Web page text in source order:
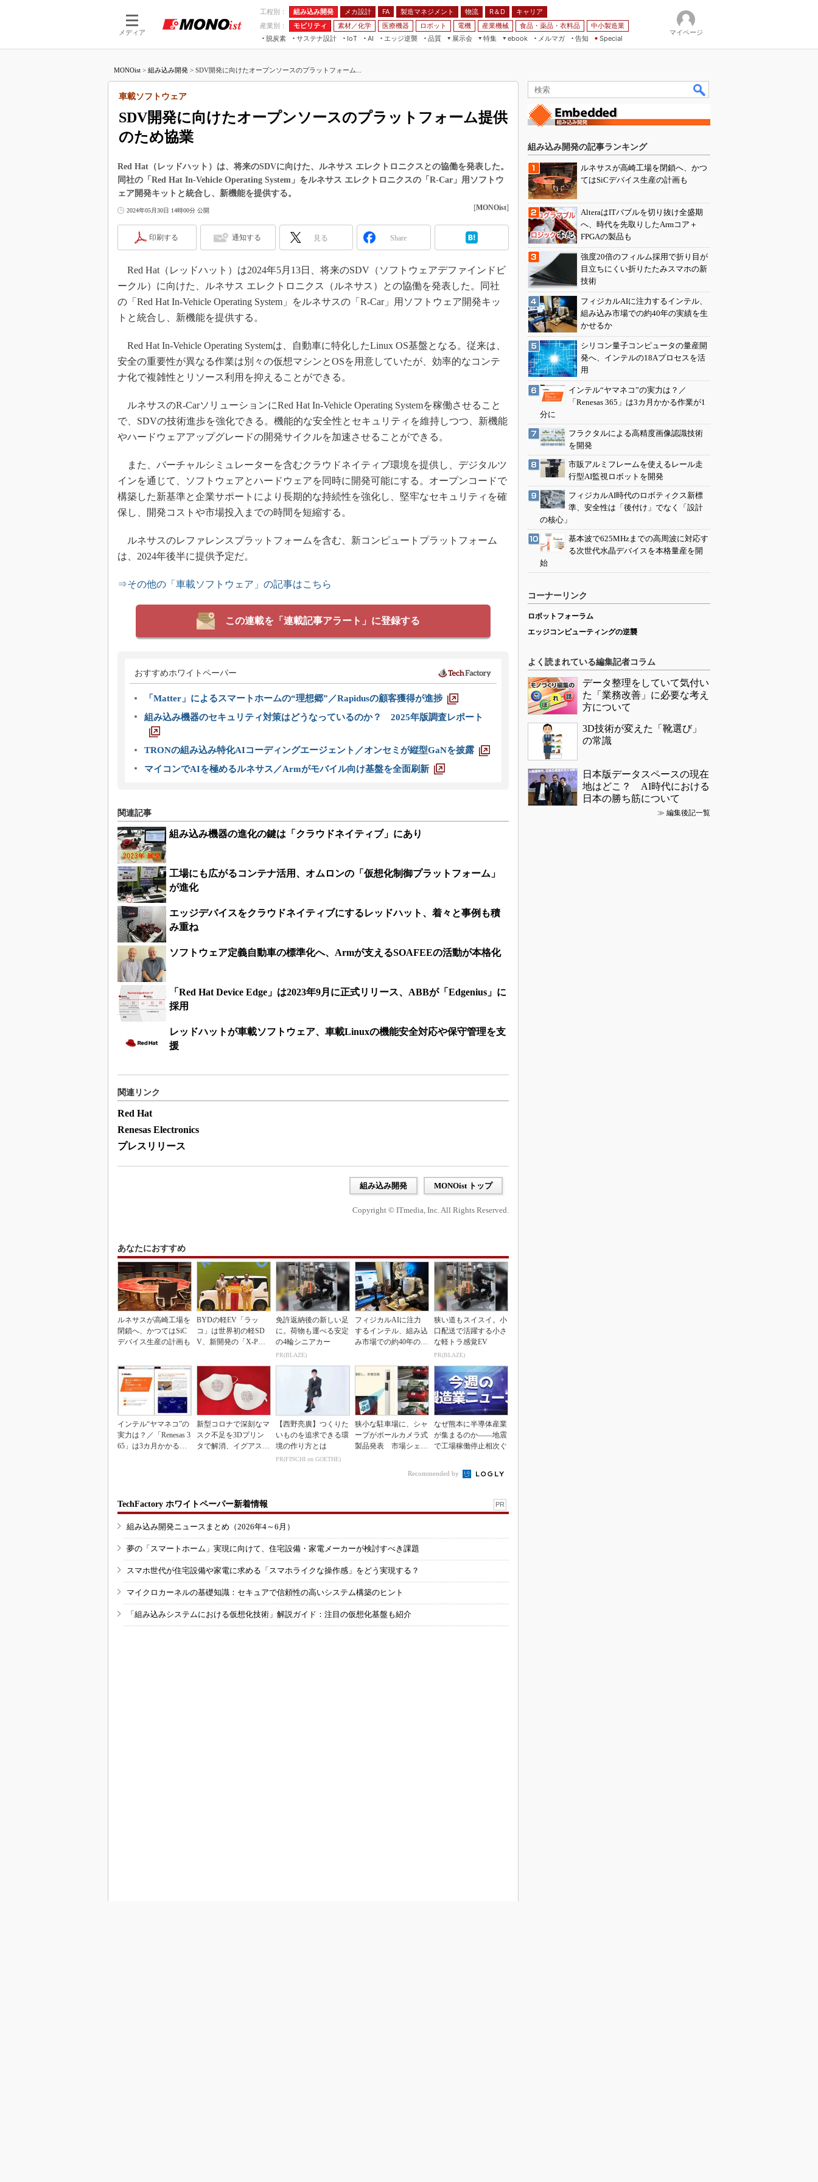
メディア
工程別： 組み込み開発 メカ設計 FA 製造マネジメント 物流 R＆D
キャリア
産業別：
モビリティ 素材／化学 医療機器 ロボット 電機 産業機械 食品・薬品・衣料品
中小製造業
脱炭素
サステナ設計
IoT
つながる工場
AI
AI×設備保全
エッジ逆襲 品質
展示会
JIMTOF
IIFES
TECHNO-FRONTIER
EdgeTech+
日本ものづくりワールド
AUTOMOTIVE WORLD
産業オープンネット展
特集
つながるクルマ
VR／AR
組み込み画像技術
組み込みモデリング
ISO26262
3Dプリンタ
デジタルツインとCAE
イノベーション
植物工場
知財マネジメント
グローバル設計・開発
制御セキュリティ
新型コロナへの対応
ebook
メルマガ
告知 Special
マイページ
MONOist > 組み込み開発 > SDV開発に向けたオープンソースのプラットフォーム...
SDV開発に向けたオープンソースのプラットフォーム提供
のため協業
車載ソフトウェア
Red Hat（レッドハット）は、将来のSDVに向けた、ルネサス エレクトロニクスとの協働を発表した。
同社の「Red Hat In-Vehicle Operating System」をルネサス エレクトロニクスの「R-Car」用ソフトウ
ェア開発キットと統合し、新機能を提供する。
2024年05月30日 14時00分 公開 [MONOist]
印刷する 通知する 見る Share
Red Hat（レッドハット）は2024年5月13日、将来のSDV（ソフトウェアデファインドビ
ークル）に向けた、ルネサス エレクトロニクス（ルネサス）との協働を発表した。同社
の「Red Hat In-Vehicle Operating System」をルネサスの「R-Car」用ソフトウェア開発キッ
トと統合し、新機能を提供する。
Red Hat In-Vehicle Operating Systemは、自動車に特化したLinux OS基盤となる。従来は、
安全の重要性が異なる作業は別々の仮想マシンとOSを用意していたが、効率的なコンテ
ナ化で複雑性とリソース利用を抑えることができる。
ルネサスのR-CarソリューションにRed Hat In-Vehicle Operating Systemを稼働させること
で、SDVの技術進歩を強化できる。機能的な安全性とセキュリティを維持しつつ、新機能
やハードウェアアップグレードの開発サイクルを加速させることができる。
また、バーチャルシミュレーターを含むクラウドネイティブ環境を提供し、デジタルツ
インを通じて、ソフトウェアとハードウェアを同時に開発可能にする。オープンコードで
構築した新基準と企業サポートにより長期的な持続性を強化し、堅牢なセキュリティを確
保し、開発コストや市場投入までの時間を短縮する。
ルネサスのレファレンスプラットフォームを含む、新コンピュートプラットフォーム
は、2024年後半に提供予定だ。
⇒その他の「車載ソフトウェア」の記事はこちら
この連載を「連載記事アラート」に登録する
おすすめホワイトペーパー
「Matter」によるスマートホームの“理想郷”／Rapidusの顧客獲得が進捗
組み込み機器のセキュリティ対策はどうなっているのか？ 2025年版調査レポート
TRONの組み込み特化AIコーディングエージェント／オンセミが縦型GaNを披露
マイコンでAIを極めるルネサス／Armがモバイル向け基盤を全面刷新
関連記事
組み込み機器の進化の鍵は「クラウドネイティブ」にあり
工場にも広がるコンテナ活用、オムロンの「仮想化制御プラットフォーム」
が進化
エッジデバイスをクラウドネイティブにするレッドハット、着々と事例も積
み重ね
ソフトウェア定義自動車の標準化へ、Armが支えるSOAFEEの活動が本格化
「Red Hat Device Edge」は2023年9月に正式リリース、ABBが「Edgenius」に
採用
レッドハットが車載ソフトウェア、車載Linuxの機能安全対応や保守管理を支
援
関連リンク
Red Hat
Renesas Electronics
プレスリリース
組み込み開発 MONOist トップ
Copyright © ITmedia, Inc. All Rights Reserved.
あなたにおすすめ
ルネサスが高崎工場を
閉鎖へ、かつてはSiC
デバイス生産の計画も
BYDの軽EV「ラッ
コ」は世界初の軽SD
V、新開発の「X-PAC
免許返納後の新しい足
に。荷物も運べる安定
の4輪シニアカー
PR(BLAZE)
フィジカルAIに注力
するインテル、組み込
み市場での約40年の実
狭い道もスイスイ。小
口配送で活躍する小さ
な軽トラ感覚EV
PR(BLAZE)
インテル“ヤマネコ”の
実力は？／「Renesas 3
65」は3カ月かかる作
新型コロナで深刻なマ
スク不足を3Dプリン
タで解消、イグアスが
【西野亮廣】つくりた
いものを追求できる環
境の作り方とは
PR(FINCHI on GOETHE)
狭小な駐車場に、シャ
ープがポールカメラ式
製品発表 市場シェア
なぜ熊本に半導体産業
が集まるのか――地震
で工場稼働停止相次ぐ
Recommended by
TechFactory ホワイトペーパー新着情報 PR
組み込み開発ニュースまとめ（2026年4～6月）
夢の「スマートホーム」実現に向けて、住宅設備・家電メーカーが検討すべき課題
スマホ世代が住宅設備や家電に求める「スマホライクな操作感」をどう実現する？
マイクロカーネルの基礎知識：セキュアで信頼性の高いシステム構築のヒント
「組み込みシステムにおける仮想化技術」解説ガイド：注目の仮想化基盤も紹介
組み込み開発の記事ランキング
ルネサスが高崎工場を閉鎖へ、かつ
てはSiCデバイス生産の計画も
AlteraはITバブルを切り抜け全盛期
へ、時代を先取りしたArmコア＋
FPGAの製品も
強度20倍のフィルム採用で折り目が
目立ちにくい折りたたみスマホの新
技術
フィジカルAIに注力するインテル、
組み込み市場での約40年の実績を生
かせるか
シリコン量子コンピュータの量産開
発へ、インテルの18Aプロセスを活
用
インテル“ヤマネコ”の実力は？／
「Renesas 365」は3カ月かかる作業が1
分に
フラクタルによる高精度画像認識技術
を開発
市販アルミフレームを使えるレール走
行型AI監視ロボットを開発
フィジカルAI時代のロボティクス新標
準、安全性は「後付け」でなく「設計
の核心」
基本波で625MHzまでの高周波に対応す
る次世代水晶デバイスを本格量産を開
始
コーナーリンク
ロボットフォーラム
エッジコンピューティングの逆襲
よく読まれている編集記者コラム
データ整理をしていて気付い
た「業務改善」に必要な考え
方について
3D技術が変えた「靴選び」
の常識
日本版データスペースの現在
地はどこ？ AI時代における
日本の勝ち筋について
≫ 編集後記一覧